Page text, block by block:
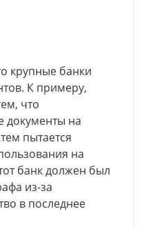
крупные банки
К примеру,
что
документы на
пытается
на
банк должен был
из-за
в последнее